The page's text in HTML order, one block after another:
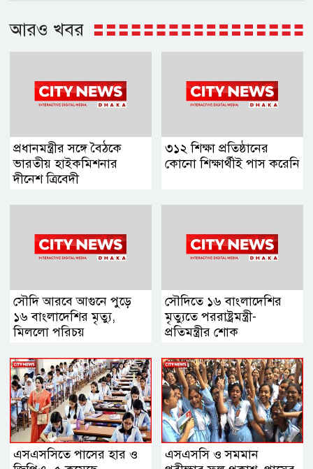
আরও খবর
প্রধানমন্ত্রীর সঙ্গে বৈঠকে
ভারতীয় হাইকমিশনার
দীনেশ ত্রিবেদী
৩১২ শিক্ষা প্রতিষ্ঠানের
কোনো শিক্ষার্থীই পাস করেনি
সৌদি আরবে আগুনে পুড়ে
১৬ বাংলাদেশির মৃত্যু,
মিললো পরিচয়
সৌদিতে ১৬ বাংলাদেশির
মৃত্যুতে পররাষ্ট্রমন্ত্রী-
প্রতিমন্ত্রীর শোক
এসএসসিতে পাসের হার ও
এসএসসি ও সমমান